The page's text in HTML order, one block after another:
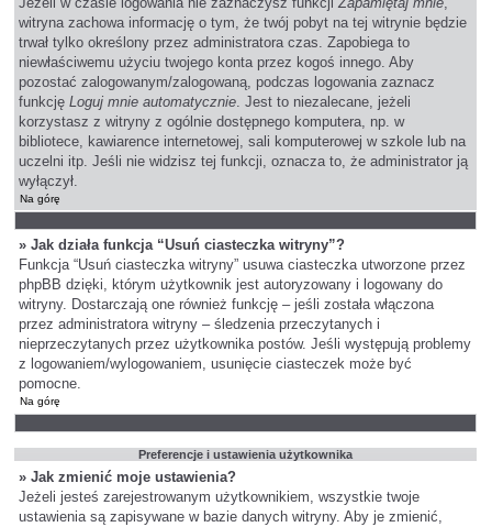
witryna zachowa informację o tym, że twój pobyt na tej witrynie będzie
trwał tylko określony przez administratora czas. Zapobiega to
niewłaściwemu użyciu twojego konta przez kogoś innego. Aby
pozostać zalogowanym/zalogowaną, podczas logowania zaznacz
funkcjęLoguj mnie automatycznie. Jest to niezalecane, jeżeli
korzystasz z witryny z ogólnie dostępnego komputera, np. w
bibliotece, kawiarence internetowej, sali komputerowej w szkole lub na
uczelni itp. Jeśli nie widzisz tej funkcji, oznacza to, że administrator ją
wyłączył.
Na górę
» Jak działa funkcja “Usuń ciasteczka witryny”?
Funkcja “Usuń ciasteczka witryny” usuwa ciasteczka utworzone przez
phpBB dzięki, którym użytkownik jest autoryzowany i logowany do
witryny. Dostarczają one również funkcję – jeśli została włączona
przez administratora witryny – śledzenia przeczytanych i
nieprzeczytanych przez użytkownika postów. Jeśli występują problemy
z logowaniem/wylogowaniem, usunięcie ciasteczek może być
pomocne.
Na górę
Preferencje i ustawienia użytkownika
» Jak zmienić moje ustawienia?
Jeżeli jesteś zarejestrowanym użytkownikiem, wszystkie twoje
ustawienia są zapisywane w bazie danych witryny. Aby je zmienić,